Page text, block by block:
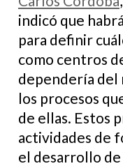
indicó que
para definir
como centros
dependería del
los procesos
de ellas. Estos
actividades de
el desarrollo